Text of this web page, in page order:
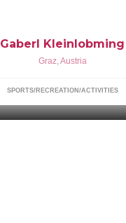
Gaberl Kleinlobming
Graz,Austria
SPORTS/RECREATION/ACTIVITIES